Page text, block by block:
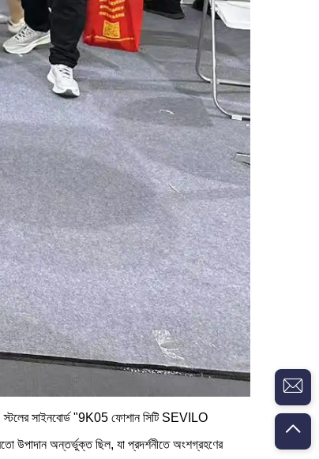
স্টলের সাইনবোর্ড "9K05 ফোশান সিটি SEVILO
উপাদান অন্তর্ভুক্ত ছিল, যা প্রদর্শনীতে অংশগ্রহণের